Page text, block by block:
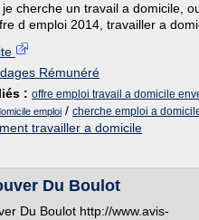
cherche un travail a domicile,
d emploi 2014, travailler a
Rémunéré
: offre emploi travail a domicile
emploi / cherche emploi a
travailler a domicile
Du Boulot
Du Boulot http://www.avis-